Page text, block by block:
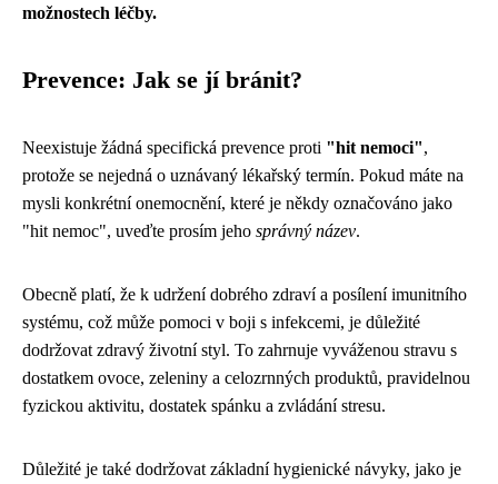
možnostech léčby.
Prevence: Jak se jí bránit?
Neexistuje žádná specifická prevence proti "hit nemoci",
protože se nejedná o uznávaný lékařský termín. Pokud máte na
mysli konkrétní onemocnění, které je někdy označováno jako
"hit nemoc", uveďte prosím jeho správný název.
Obecně platí, že k udržení dobrého zdraví a posílení imunitního
systému, což může pomoci v boji s infekcemi, je důležité
dodržovat zdravý životní styl. To zahrnuje vyváženou stravu s
dostatkem ovoce, zeleniny a celozrnných produktů, pravidelnou
fyzickou aktivitu, dostatek spánku a zvládání stresu.
Důležité je také dodržovat základní hygienické návyky, jako je